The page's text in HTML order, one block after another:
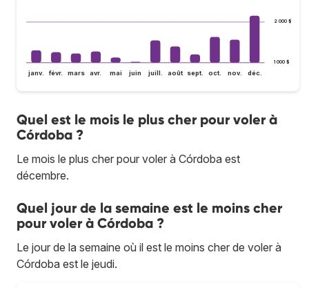
1 000 $
2 000 $
janv. févr. mars avr. mai juin juill. août sept. oct. nov. déc.
Quel est le mois le plus cher pour voler à
Córdoba ?
Le mois le plus cher pour voler à Córdoba est
décembre.
Quel jour de la semaine est le moins cher
pour voler à Córdoba ?
Le jour de la semaine où il est le moins cher de voler à
Córdoba est le jeudi.